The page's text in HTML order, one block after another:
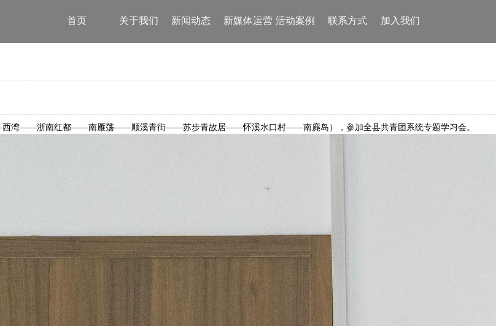
首页 关于我们 新闻动态 新媒体运营 活动案例 联系方式 加入我们
西湾——浙南红都——南雁荡——顺溪青街——苏步青故居——怀溪水口村——南麂岛）， 参加全县共青团系统专题学习会。